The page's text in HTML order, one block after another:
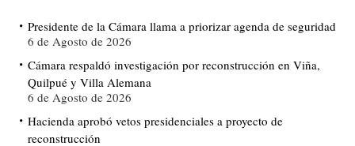
Presidente de la Cámara llama a priorizar agenda de seguridad
6 de Agosto de 2026
Cámara respaldó investigación por reconstrucción en Viña,
Quilpué y Villa Alemana
6 de Agosto de 2026
Hacienda aprobó vetos presidenciales a proyecto de
reconstrucción